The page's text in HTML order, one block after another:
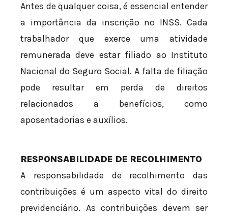
Antes de qualquer coisa, é essencial entender
a importância da inscrição no INSS. Cada
trabalhador que exerce uma atividade
remunerada deve estar filiado ao Instituto
Nacional do Seguro Social. A falta de filiação
pode resultar em perda de direitos
relacionados a benefícios, como
aposentadorias e auxílios.
RESPONSABILIDADE DE RECOLHIMENTO
A responsabilidade de recolhimento das
contribuições é um aspecto vital do direito
previdenciário. As contribuições devem ser